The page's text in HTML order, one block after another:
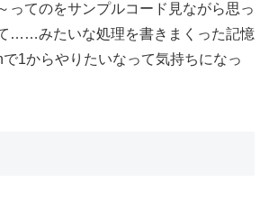
ってのをサンプルコード見ながら思っ
……みたいな処理を書きまくった記憶
1からやりたいなって気持ちになっ